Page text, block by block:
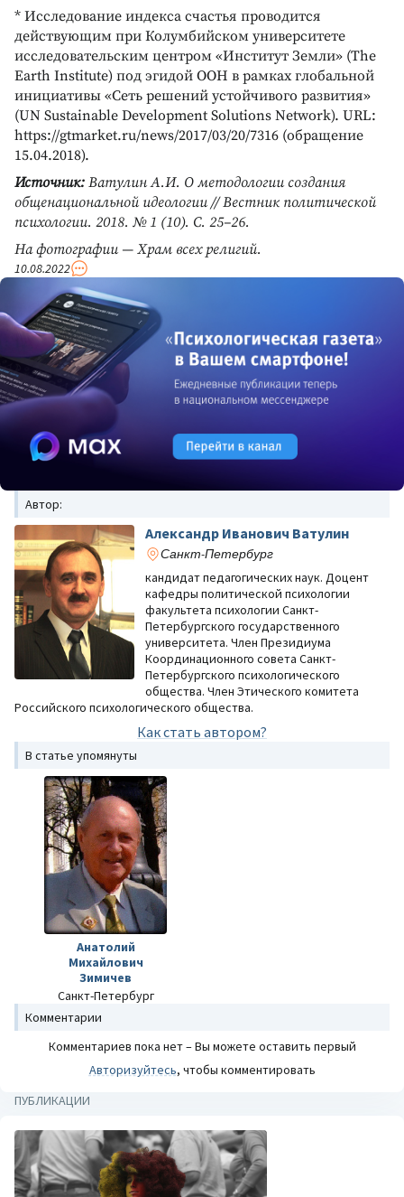
* Исследование индекса счастья проводится
действующим при Колумбийском университете
исследовательским центром «Институт Земли» (The
Earth Institute) под эгидой ООН в рамках глобальной
инициативы «Сеть решений устойчивого развития»
(UN Sustainable Development Solutions Network). URL:
https://gtmarket.ru/news/2017/03/20/7316 (обращение
15.04.2018).
Источник: Ватулин А.И. О методологии создания
общенациональной идеологии // Вестник политической
психологии. 2018. № 1 (10). С. 25–26.
На фотографии — Храм всех религий.
10.08.2022
Автор:
Александр Иванович Ватулин
Санкт-Петербург
кандидат педагогических наук. Доцент
кафедры политической психологии
факультета психологии Санкт-
Петербургского государственного
университета. Член Президиума
Координационного совета Санкт-
Петербургского психологического
общества. Член Этического комитета
Российского психологического общества.
Как стать автором?
В статье упомянуты
Анатолий
Михайлович
Зимичев
Санкт-Петербург
Комментарии
Комментариев пока нет – Вы можете оставить первый
Авторизуйтесь, чтобы комментировать
ПУБЛИКАЦИИ